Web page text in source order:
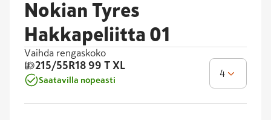
Nokian Tyres
Hakkapeliitta 01
Vaihda rengaskoko
215/55R18 99 T XL
Saatavilla nopeasti
4